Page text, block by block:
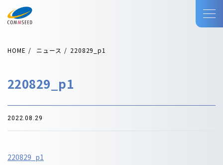
HOME ニュース 220829_p1
220829_p1
2022.08.29
220829_p1